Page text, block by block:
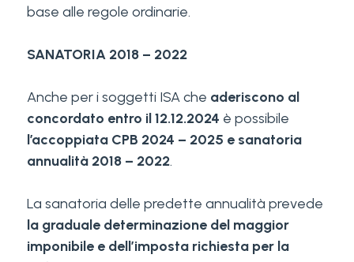
base alle regole ordinarie.
SANATORIA 2018 – 2022
Anche per i soggetti ISA che aderiscono al
concordato entro il 12.12.2024 è possibile
l’accoppiata CPB 2024 – 2025 e sanatoria
annualità 2018 – 2022.
La sanatoria delle predette annualità prevede
la graduale determinazione del maggior
imponibile e dell’imposta richiesta per la